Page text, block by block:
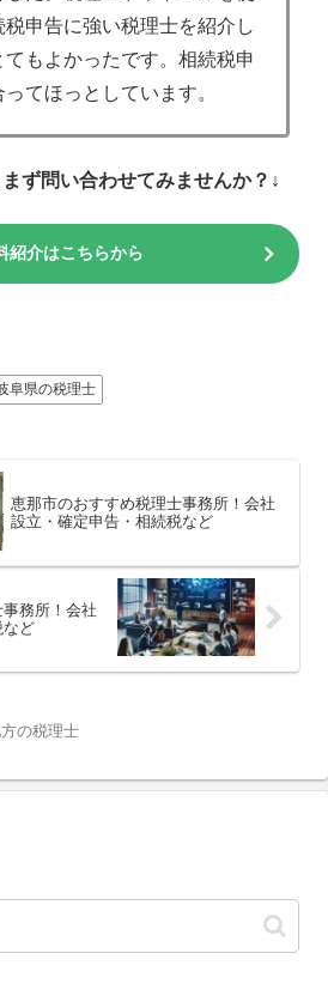
申告に強い税理士を紹介し
もよかったです。相続税申
てほっとしています。
ず問い合わせてみませんか？↓
紹介はこちらから
阜県の税理士
恵那市のおすすめ税理士事務所！会社
設立・確定申告・相続税など
務所！会社
など
の税理士